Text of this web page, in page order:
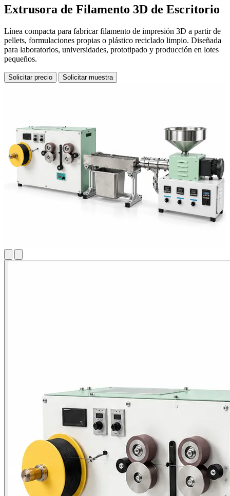
Extrusora de Filamento 3D de Escritorio
Línea compacta para fabricar filamento de impresión 3D a partir de
pellets, formulaciones propias o plástico reciclado limpio. Diseñada
para laboratorios, universidades, prototipado y producción en lotes
pequeños.
Solicitar precio Solicitar muestra